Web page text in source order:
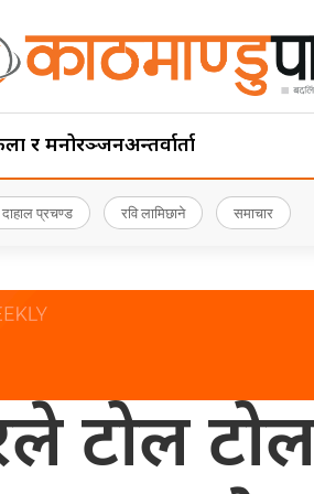
र मनोरञ्जनअन्तर्वार्ता
प्रचण्ड रवि लामिछाने समाचार
टोल